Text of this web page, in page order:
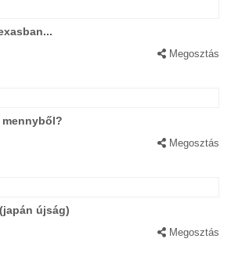
Megosztás
mennyből?
Megosztás
újság)
Megosztás